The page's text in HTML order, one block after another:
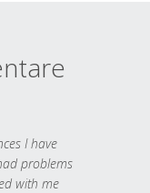
I have
problems
with me